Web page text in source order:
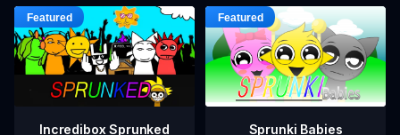
Incredibox Sprunked Sprunki Babies